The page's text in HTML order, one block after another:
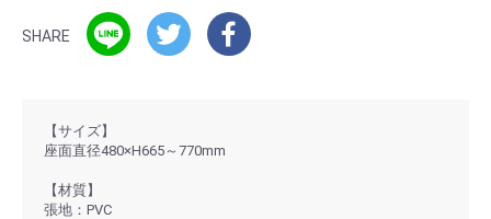
SHARE
【サイズ】
座面直径480×H665～770mm
【材質】
張地：PVC